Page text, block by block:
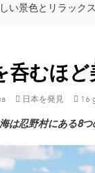
い景色とリラック
呑むほ
日本を発見 16
は忍野村にある8つ